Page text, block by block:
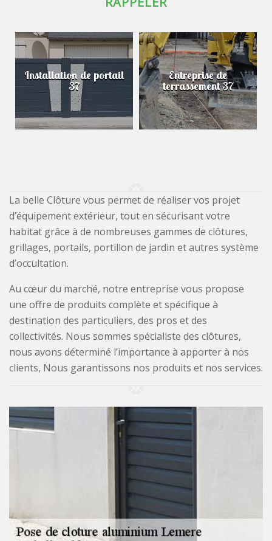
Installation de portail
37
Entreprise de
terrassement 37
La belle Clôture vous permet de réaliser vos projet
d’équipement extérieur, tout en sécurisant votre
habitat grâce à de nombreuses gammes de clôtures,
grillages, portails, portillon de jardin et autres système
d’occultation.
Au cœur du marché, notre entreprise vous propose
une offre de produits complète et spécifique à
destination des particuliers, des pros et des
collectivités. Nous sommes spécialiste des clôtures,
nous avons déterminé l’importance à apporter à nos
clients, Nous garantissons nos produits et nos services.